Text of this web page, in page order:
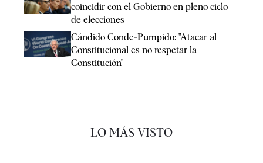
coincidir con el Gobierno en pleno ciclo
de elecciones
Cándido Conde-Pumpido: "Atacar al
Constitucional es no respetar la
Constitución"
LO MÁS VISTO